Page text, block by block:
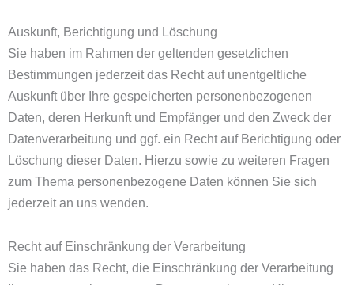
Auskunft, Berichtigung und Löschung
Sie haben im Rahmen der geltenden gesetzlichen
Bestimmungen jederzeit das Recht auf unentgeltliche
Auskunft über Ihre gespeicherten personenbezogenen
Daten, deren Herkunft und Empfänger und den Zweck der
Datenverarbeitung und ggf. ein Recht auf Berichtigung oder
Löschung dieser Daten. Hierzu sowie zu weiteren Fragen
zum Thema personenbezogene Daten können Sie sich
jederzeit an uns wenden.
Recht auf Einschränkung der Verarbeitung
Sie haben das Recht, die Einschränkung der Verarbeitung